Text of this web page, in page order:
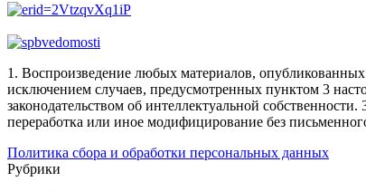
1. Воспроизведение любых материалов, опубликованных
исключением случаев, предусмотренных пунктом 3
законодательством об интеллектуальной собственности.
переработка или иное модифицирование без
Политика сбора и обработки персональных данных
Рубрики